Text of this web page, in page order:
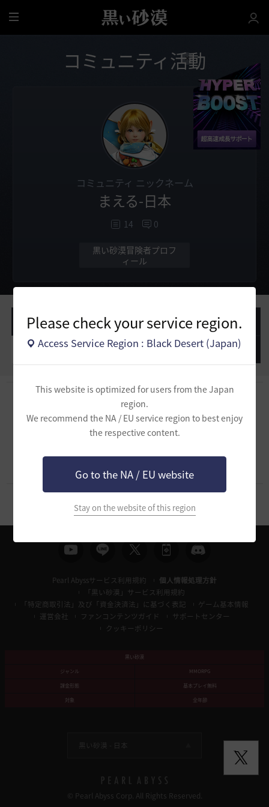
Please check your service region.
Access Service Region : Black Desert (Japan)
This website is optimized for users from the Japan
region.
We recommend the NA / EU service region to best enjoy
the respective content.
Go to the NA / EU website
Stay on the website of this region
全
体
コミュニティ活動
コミュニティ ニックネーム
まえる-日本
14 0
黒い砂漠冒険者プロフ
ィール
作成した投稿 作成したコメント
作成した質問 作成したコメント
作成した質問がありません。
Pearl Abyssサービス利用規約
個人情報処理方針
「黒い砂漠」サービス利用規約
「特定商取引法」及び「資金決済法」に基づく表記
ゲーム基本情報
運営会社
ファンコンテンツガイド
サポートセンター
クッキーポリシー
黒い砂漠
ジャンル
MMORPG
課金形態
基本プレイ無料
対象
全年齢
黒い砂漠 - 日本
© Pearl Abyss Corp. All Rights Reserved.